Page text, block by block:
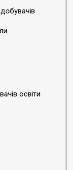
освіти